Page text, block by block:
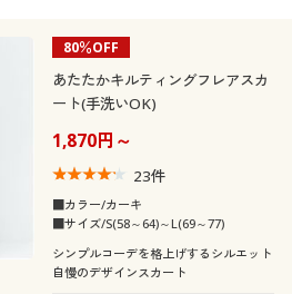
着
ご注文
グ
ブル(洗
カジュアル
80％OFF
あたたかキルティングフレアスカ
ート(手洗いOK)
1,870円～
23件
■カラー/カーキ
■サイズ/S(58～64)～L(69～77)
シンプルコーデを格上げするシルエット
自慢のデザインスカート